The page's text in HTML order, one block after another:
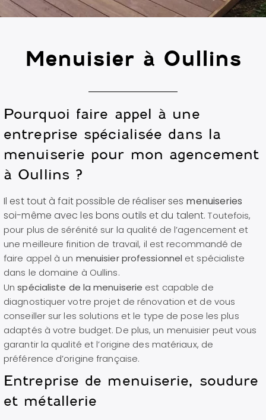
Menuisier à Oullins
Pourquoi faire appel à une
entreprise spécialisée dans la
menuiserie pour mon agencement
à Oullins ?
Il est tout à fait possible de réaliser ses menuiseries
soi-même avec les bons outils et du talent.Toutefois,
pour plus de sérénité sur la qualité de l’agencement et
une meilleure finition de travail, il est recommandé de
faire appel à un menuisier professionnel et spécialiste
dans le domaine à Oullins.
Unspécialiste de la menuiserie est capable de
diagnostiquer votre projet de rénovation et de vous
conseiller sur les solutions et le type de pose les plus
adaptés à votre budget. De plus, un menuisier peut vous
garantir la qualité et l’origine des matériaux, de
préférence d’origine française.
Entreprise de menuiserie, soudure
et métallerie